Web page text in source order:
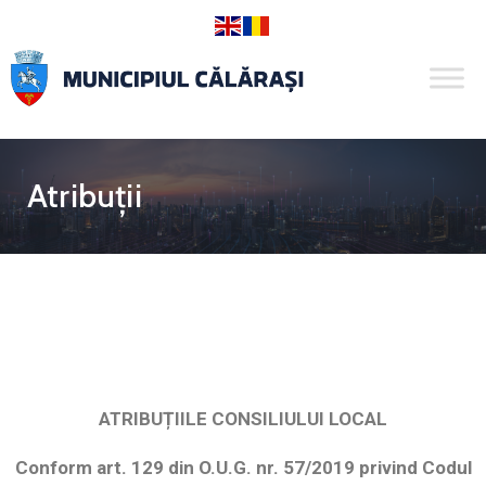
Atribuții
ATRIBUȚIILE CONSILIULUI LOCAL
Conform art. 129 din O.U.G. nr. 57/2019 privind Codul